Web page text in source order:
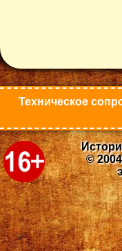
Техническое
©